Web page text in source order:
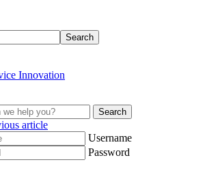
Search
Search
article
Username
Password